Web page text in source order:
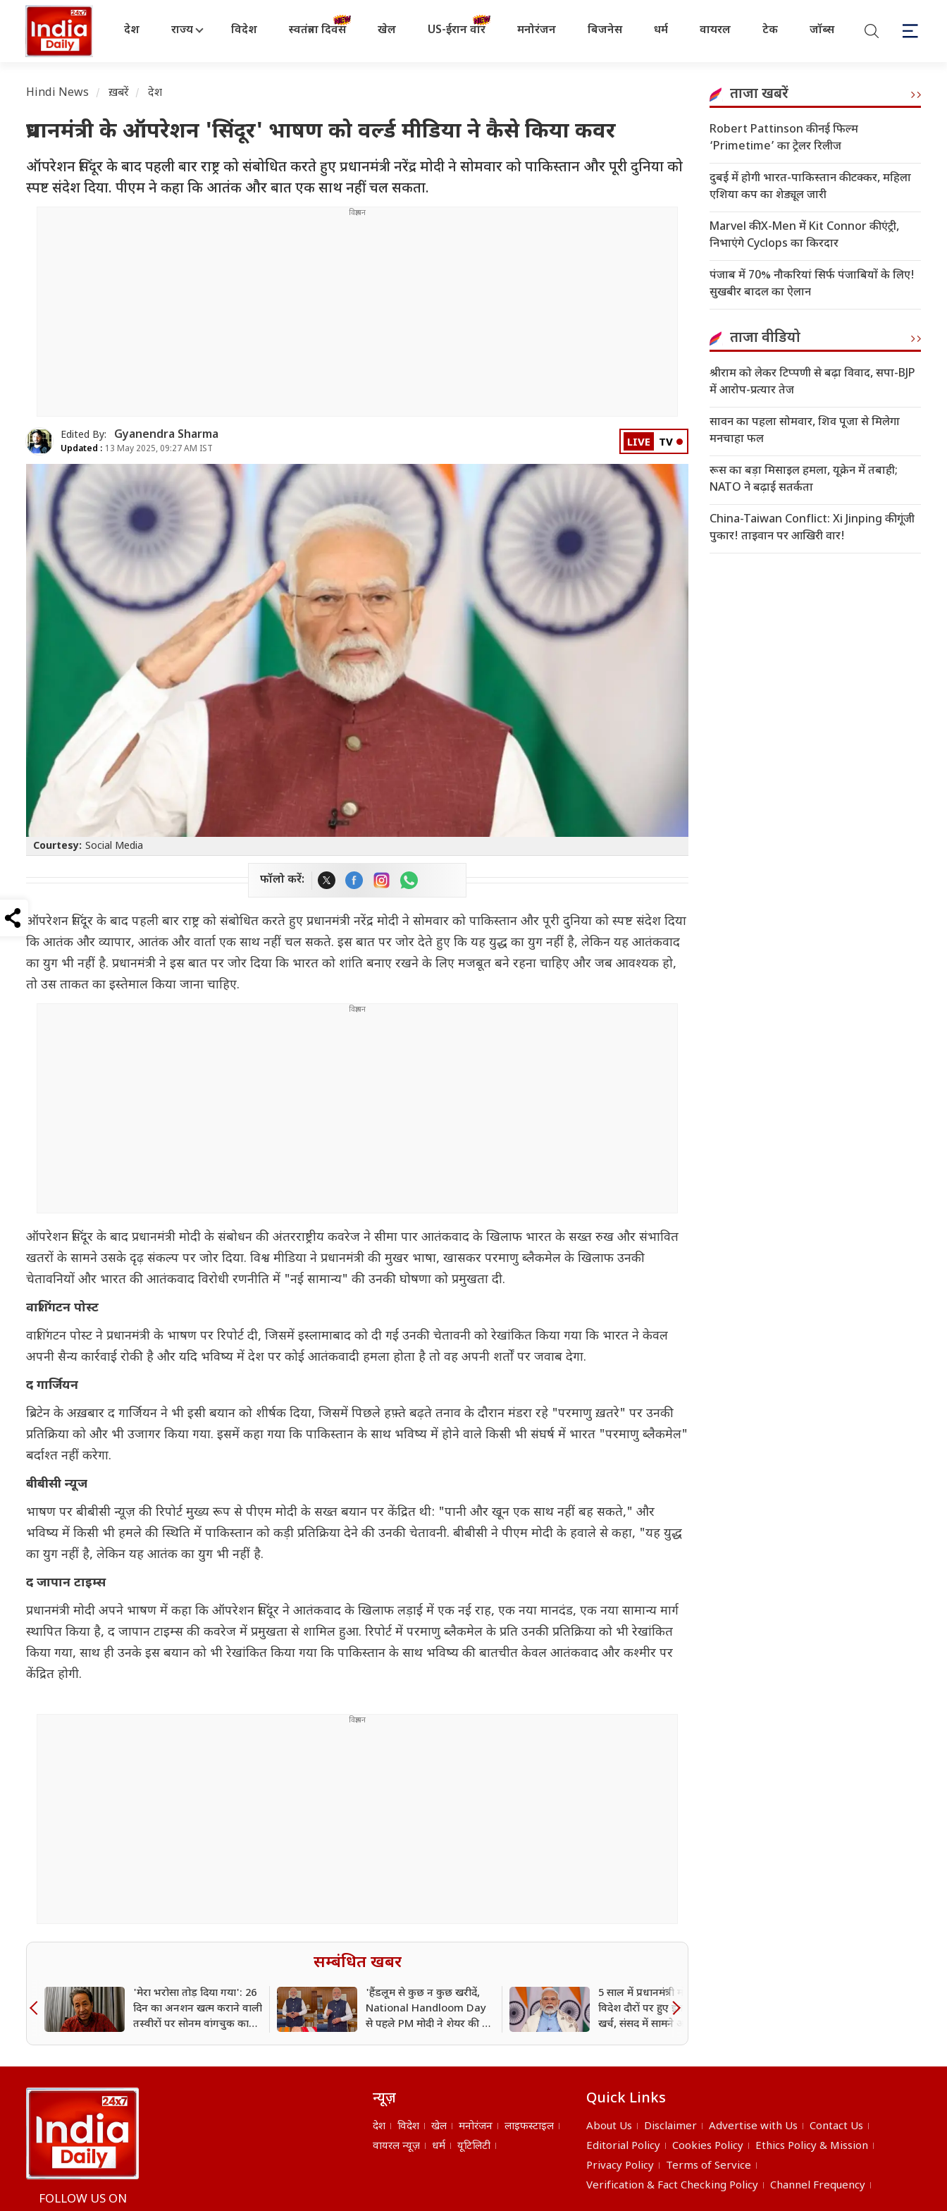
देश राज्य विदेश स्वतंत्रता दिवस खेल US-ईरान वॉर मनोरंजन बिजनेस धर्म वायरल टेक जॉब्स
Hindi News ख़बरें देश
प्रधानमंत्री के ऑपरेशन 'सिंदूर' भाषण को वर्ल्ड मीडिया ने कैसे किया कवर
ऑपरेशन सिंदूर के बाद पहली बार राष्ट्र को संबोधित करते हुए प्रधानमंत्री नरेंद्र मोदी ने सोमवार को पाकिस्तान और पूरी दुनिया को
स्पष्ट संदेश दिया. पीएम ने कहा कि आतंक और बात एक साथ नहीं चल सकता.
Edited By: Gyanendra Sharma
Updated : 13 May 2025, 09:27 AM IST LIVE TV
Courtesy: Social Media
फॉलो करें:
ऑपरेशन सिंदूर के बाद पहली बार राष्ट्र को संबोधित करते हुए प्रधानमंत्री नरेंद्र मोदी ने सोमवार को पाकिस्तान और पूरी दुनिया को स्पष्ट संदेश दिया
कि आतंक और व्यापार, आतंक और वार्ता एक साथ नहीं चल सकते. इस बात पर जोर देते हुए कि यह युद्ध का युग नहीं है, लेकिन यह आतंकवाद
का युग भी नहीं है. प्रधानमंत्री ने इस बात पर जोर दिया कि भारत को शांति बनाए रखने के लिए मजबूत बने रहना चाहिए और जब आवश्यक हो,
तो उस ताकत का इस्तेमाल किया जाना चाहिए.
ऑपरेशन सिंदूर के बाद प्रधानमंत्री मोदी के संबोधन की अंतरराष्ट्रीय कवरेज ने सीमा पार आतंकवाद के खिलाफ भारत के सख्त रुख और संभावित
खतरों के सामने उसके दृढ़ संकल्प पर जोर दिया. विश्व मीडिया ने प्रधानमंत्री की मुखर भाषा, खासकर परमाणु ब्लैकमेल के खिलाफ उनकी
चेतावनियों और भारत की आतंकवाद विरोधी रणनीति में "नई सामान्य" की उनकी घोषणा को प्रमुखता दी.
वाशिंगटन पोस्ट
वाशिंगटन पोस्ट ने प्रधानमंत्री के भाषण पर रिपोर्ट दी, जिसमें इस्लामाबाद को दी गई उनकी चेतावनी को रेखांकित किया गया कि भारत ने केवल
अपनी सैन्य कार्रवाई रोकी है और यदि भविष्य में देश पर कोई आतंकवादी हमला होता है तो वह अपनी शर्तों पर जवाब देगा.
द गार्जियन
ब्रिटेन के अख़बार द गार्जियन ने भी इसी बयान को शीर्षक दिया, जिसमें पिछले हफ़्ते बढ़ते तनाव के दौरान मंडरा रहे "परमाणु ख़तरे" पर उनकी
प्रतिक्रिया को और भी उजागर किया गया. इसमें कहा गया कि पाकिस्तान के साथ भविष्य में होने वाले किसी भी संघर्ष में भारत "परमाणु ब्लैकमेल"
बर्दाश्त नहीं करेगा.
बीबीसी न्यूज
भाषण पर बीबीसी न्यूज़ की रिपोर्ट मुख्य रूप से पीएम मोदी के सख्त बयान पर केंद्रित थी: "पानी और खून एक साथ नहीं बह सकते," और
भविष्य में किसी भी हमले की स्थिति में पाकिस्तान को कड़ी प्रतिक्रिया देने की उनकी चेतावनी. बीबीसी ने पीएम मोदी के हवाले से कहा, "यह युद्ध
का युग नहीं है, लेकिन यह आतंक का युग भी नहीं है.
द जापान टाइम्स
प्रधानमंत्री मोदी अपने भाषण में कहा कि ऑपरेशन सिंदूर ने आतंकवाद के खिलाफ लड़ाई में एक नई राह, एक नया मानदंड, एक नया सामान्य मार्ग
स्थापित किया है, द जापान टाइम्स की कवरेज में प्रमुखता से शामिल हुआ. रिपोर्ट में परमाणु ब्लैकमेल के प्रति उनकी प्रतिक्रिया को भी रेखांकित
किया गया, साथ ही उनके इस बयान को भी रेखांकित किया गया कि पाकिस्तान के साथ भविष्य की बातचीत केवल आतंकवाद और कश्मीर पर
केंद्रित होगी.
सम्बंधित खबर
'मेरा भरोसा तोड़ दिया गया': 26
दिन का अनशन खत्म कराने वाली
तस्वीरों पर सोनम वांगचुक का
'हैंडलूम से कुछ न कुछ खरीदें,
National Handloom Day
से पहले PM मोदी ने शेयर की नई
5 साल में प्रधानमंत्री मोदी के
विदेश दौरों पर हुए इतने करोड़
खर्च, संसद में सामने आए पूरे
ताजा खबरें
Robert Pattinson की नई फिल्म
‘Primetime’ का ट्रेलर रिलीज
दुबई में होगी भारत-पाकिस्तान की टक्कर, महिला
एशिया कप का शेड्यूल जारी
Marvel की X-Men में Kit Connor की एंट्री,
निभाएंगे Cyclops का किरदार
पंजाब में 70% नौकरियां सिर्फ पंजाबियों के लिए!
सुखबीर बादल का ऐलान
ताजा वीडियो
श्रीराम को लेकर टिप्पणी से बढ़ा विवाद, सपा-BJP
में आरोप-प्रत्यार तेज
सावन का पहला सोमवार, शिव पूजा से मिलेगा
मनचाहा फल
रूस का बड़ा मिसाइल हमला, यूक्रेन में तबाही;
NATO ने बढ़ाई सतर्कता
China-Taiwan Conflict: Xi Jinping की गूंजी
पुकार! ताइवान पर आखिरी वार!
FOLLOW US ON
न्यूज़
देश विदेश खेल मनोरंजन
लाइफस्टाइल
वायरल न्यूज़
धर्म यूटिलिटी
Quick Links
About Us Disclaimer Advertise with Us
Contact Us
Editorial Policy
Cookies Policy
Ethics Policy & Mission
Privacy Policy
Terms of Service
Verification & Fact Checking Policy
Channel Frequency